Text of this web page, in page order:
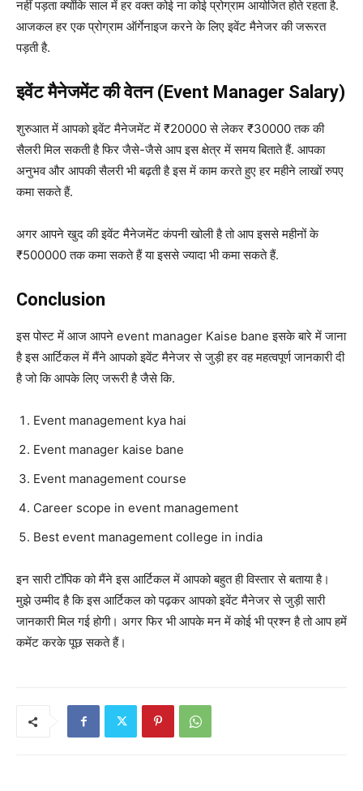
नहीं पड़ता क्योंकि साल में हर वक्त कोई ना कोई प्रोग्राम आयोजित होते रहता है.
आजकल हर एक प्रोग्राम ऑर्गेनाइज करने के लिए इवेंट मैनेजर की जरूरत
पड़ती है.
इवेंट मैनेजमेंट की वेतन (Event Manager Salary)
शुरुआत में आपको इवेंट मैनेजमेंट में ₹20000 से लेकर ₹30000 तक की
सैलरी मिल सकती है फिर जैसे-जैसे आप इस क्षेत्र में समय बिताते हैं. आपका
अनुभव और आपकी सैलरी भी बढ़ती है इस में काम करते हुए हर महीने लाखों रुपए
कमा सकते हैं.
अगर आपने खुद की इवेंट मैनेजमेंट कंपनी खोली है तो आप इससे महीनों के
₹500000 तक कमा सकते हैं या इससे ज्यादा भी कमा सकते हैं.
Conclusion
इस पोस्ट में आज आपने event manager Kaise bane इसके बारे में जाना
है इस आर्टिकल में मैंने आपको इवेंट मैनेजर से जुड़ी हर वह महत्वपूर्ण जानकारी दी
है जो कि आपके लिए जरूरी है जैसे कि.
Event management kya hai
Event manager kaise bane
Event management course
Career scope in event management
Best event management college in india
इन सारी टॉपिक को मैंने इस आर्टिकल में आपको बहुत ही विस्तार से बताया है।
मुझे उम्मीद है कि इस आर्टिकल को पढ़कर आपको इवेंट मैनेजर से जुड़ी सारी
जानकारी मिल गई होगी। अगर फिर भी आपके मन में कोई भी प्रश्न है तो आप हमें
कमेंट करके पूछ सकते हैं।